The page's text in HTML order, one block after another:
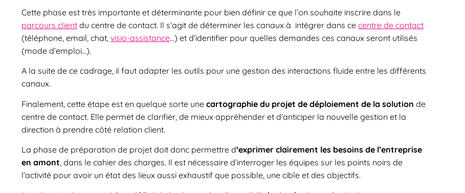
Cette phase est très importante et déterminante pour bien définir ce que l’on souhaite inscrire dans le
parcours clientdu centre de contact. Il s’agit de déterminer les canaux à intégrer dans ce centre de contact
(téléphone, email, chat, visio-assistance…) et d’identifier pour quelles demandes ces canaux seront utilisés
(mode d’emploi…).
A la suite de ce cadrage, il faut adapter les outils pour une gestion des interactions fluide entre les différents
canaux.
Finalement, cette étape est en quelque sorte une cartographie du projet de déploiement de la solution de
centre de contact. Elle permet de clarifier, de mieux appréhender et d’anticiper la nouvelle gestion et la
direction à prendre côté relation client.
La phase de préparation de projet doit donc permettre d‘exprimer clairement les besoins de l’entreprise
en amont, dans le cahier des charges. Il est nécessaire d’interroger les équipes sur les points noirs de
l’activité pour avoir un état des lieux aussi exhaustif que possible, une cible et des objectifs.